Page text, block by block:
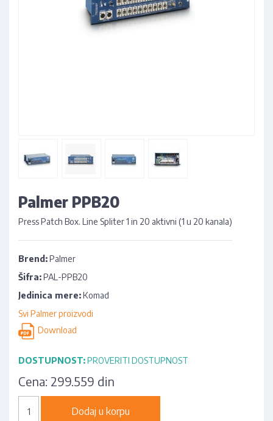
Palmer PPB20
Press Patch Box. Line Spliter 1 in 20 aktivni (1 u 20 kanala)
Brend:Palmer
Šifra:PAL-PPB20
Jedinica mere:Komad
Svi Palmer proizvodi
Download
DOSTUPNOST:PROVERITI DOSTUPNOST
Cena: 299.559 din
Dodaj u korpu